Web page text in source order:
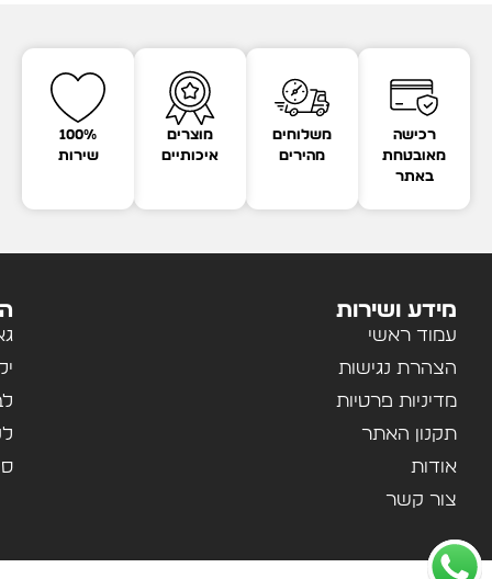
רכישה
מאובטחת
באתר
משלוחים
מהירים
מוצרים
איכותיים
100%
שירות
מידע ושירות
עמוד ראשי
הצהרת נגישות
מדיניות פרטיות
תקנון האתר
אודות
צור קשר